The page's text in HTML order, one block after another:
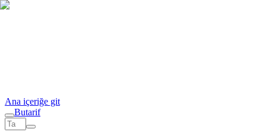
Ana içeriğe git
Butarif